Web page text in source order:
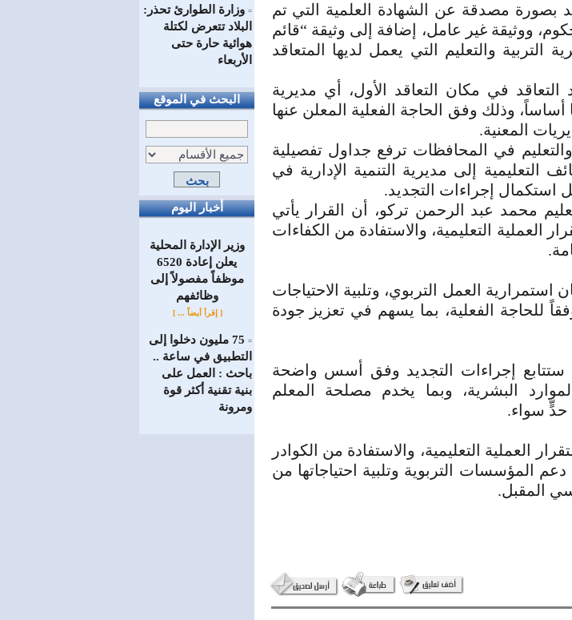
= وزارة الطوارئ تحذر:
البلاد تتعرض لكتلة
هوائية حارة حتى
الأربعاء
البحث في الموقع
أخبار اليوم
وزير الإدارة المحلية
يعلن إعادة 6520
موظفاً مفصولاً إلى
‏وظائفهم
[ إقرأ أيضاً ... ]
=
75 مليون دخلوا إلى
التطبيق في ساعة ..
باحث : العمل على
بنية تقنية أكثر قوة
ومرونة
بصورة مصدقة عن الشهادة العلمية التي تم
ووثيقة غير عامل، إضافة إلى وثيقة “قائم
والتعليم التي يعمل لديها المتعاقد
في مكان التعاقد الأول، أي مديرية
أساساً، وذلك وفق الحاجة الفعلية المعلن عنها
المعنية.
في المحافظات ترفع جداول تفصيلية
التعليمية إلى مديرية التنمية الإدارية في
استكمال إجراءات التجديد.
محمد عبد الرحمن تركو، أن القرار يأتي
العملية التعليمية، والاستفادة من الكفاءات
العمل التربوي، وتلبية الاحتياجات
للحاجة الفعلية، بما يسهم في تعزيز جودة
ستتابع إجراءات التجديد وفق أسس واضحة
البشرية، وبما يخدم مصلحة المعلم
حدٍّ سواء.
العملية التعليمية، والاستفادة من الكوادر
المؤسسات التربوية وتلبية احتياجاتها من
المقبل.